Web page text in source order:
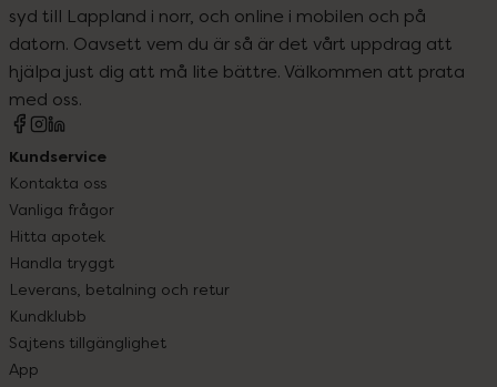
syd till Lappland i norr, och online i mobilen och på
datorn. Oavsett vem du är så är det vårt uppdrag att
hjälpa just dig att må lite bättre. Välkommen att prata
med oss.
Kundservice
Kontakta oss
Vanliga frågor
Hitta apotek
Handla tryggt
Leverans, betalning och retur
Kundklubb
Sajtens tillgänglighet
App